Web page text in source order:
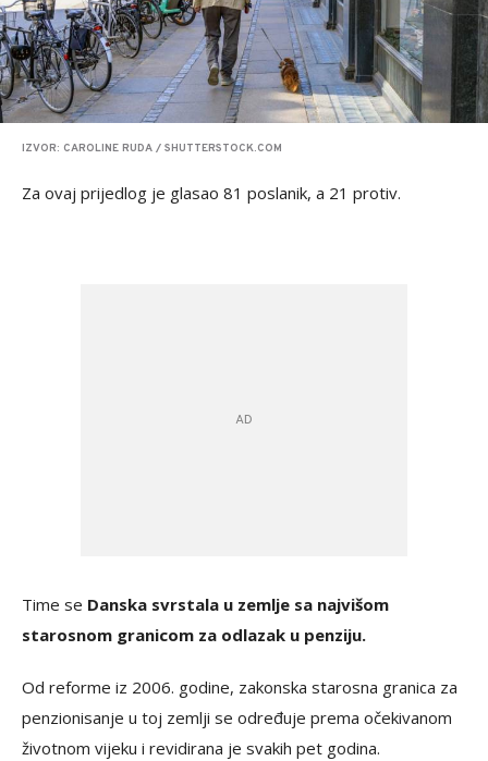
IZVOR: CAROLINE RUDA / SHUTTERSTOCK.COM
Za ovaj prijedlog je glasao 81 poslanik, a 21 protiv.
Time se Danska svrstala u zemlje sa najvišom
starosnom granicom za odlazak u penziju.
Od reforme iz 2006. godine, zakonska starosna granica za
penzionisanje u toj zemlji se određuje prema očekivanom
životnom vijeku i revidirana je svakih pet godina.